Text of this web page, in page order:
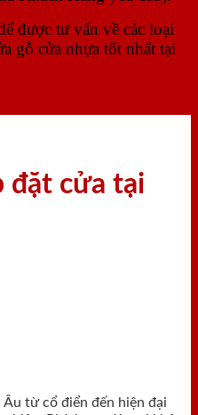
được tư vấn về các loại
gỗ cửa nhựa tốt nhất tại
đặt cửa tại
từ cổ điển đến hiện đại